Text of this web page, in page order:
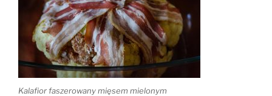
Kalafior faszerowany mięsem mielonym